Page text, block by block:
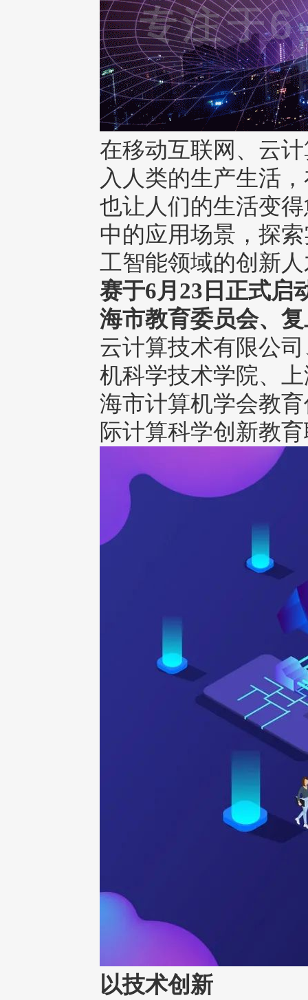
在移动互联网、云
入人类的生产生活
也让人们的生活变
中的应用场景，探
工智能领域的创新
赛于6月23日正式启
海市教育委员会、
云计算技术有限公
机科学技术学院、
海市计算机学会教
际计算科学创新教
以技术创新